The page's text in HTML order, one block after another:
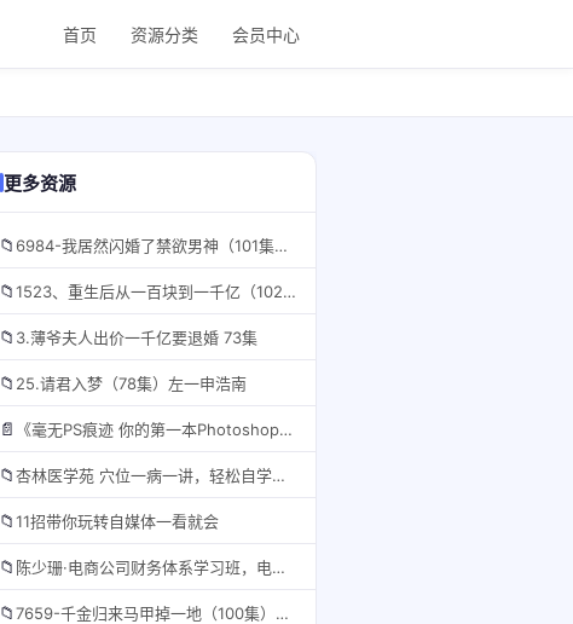
首页 资源分类 会员中心
更多资源
📁 6984-我居然闪婚了禁欲男神（101集）左一
📁 1523、重生后从一百块到一千亿（102集）
📁 3.薄爷夫人出价一千亿要退婚 73集
📁 25.请君入梦（78集）左一申浩南
📄 《毫无PS痕迹 你的第一本Photoshop书》实用版 一学就会PS神技[pdf]
📁 杏林医学苑 穴位一病一讲，轻松自学人体250个穴位 232集全
📁11招带你玩转自媒体一看就会
📁 陈少珊·电商公司财务体系学习班，电商界既懂业务，又懂财务和经营管理的人不多，她是其中一人
📁 7659-千金归来马甲掉一地（100集）琦琦&吴鑫